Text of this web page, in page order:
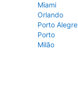
Miami
Orlando
Porto Alegre
Porto
Milão